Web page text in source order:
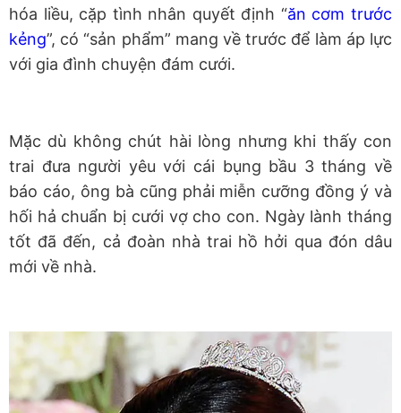
hóa liều, cặp tình nhân quyết định “ăn cơm trước
kẻng”, có “sản phẩm” mang về trước để làm áp lực
với gia đình chuyện đám cưới.
Mặc dù không chút hài lòng nhưng khi thấy con
trai đưa người yêu với cái bụng bầu 3 tháng về
báo cáo, ông bà cũng phải miễn cưỡng đồng ý và
hối hả chuẩn bị cưới vợ cho con. Ngày lành tháng
tốt đã đến, cả đoàn nhà trai hồ hởi qua đón dâu
mới về nhà.